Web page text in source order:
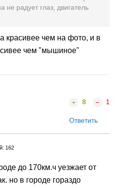
радует глаз, двигатель
красивее чем на фото, и в
чем "мышиное"
8 1
Ответить
162
до 170км.ч уезжает от
но в городе гораздо